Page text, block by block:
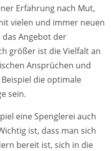
Erfahrung nach Mut,
vielen und immer neuen
Angebot der
größer ist die Vielfalt an
Ansprüchen und
die optimale
sein.
eine Spenglerei auch
ist, dass man sich
bereit ist, sich in die